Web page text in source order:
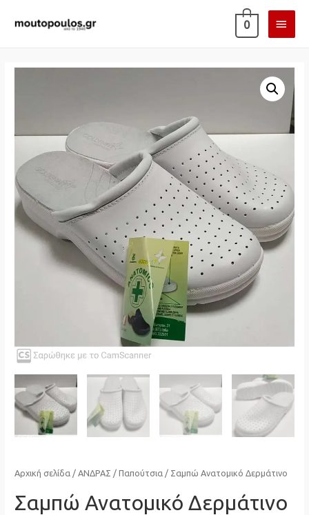
0
Αρχική σελίδα /ΑΝΔΡΑΣ /Παπούτσια / Σαμπώ Ανατομικό Δερμάτινο
Σαμπώ Ανατομικό Δερμάτινο